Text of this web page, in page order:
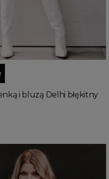
do koszyka
i bluzą Delhi błękitny